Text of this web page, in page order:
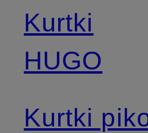
Kurtki
HUGO
Kurtki